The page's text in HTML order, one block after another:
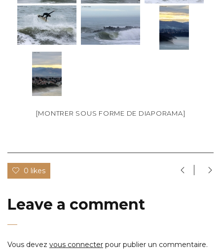
[MONTRER SOUS FORME DE DIAPORAMA]
0 likes
Leave a comment
Vous devez vous connecter pour publier un commentaire.